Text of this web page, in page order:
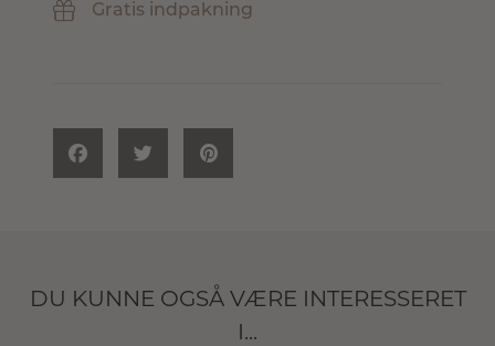
Gratis indpakning
DU KUNNE OGSÅ VÆRE INTERESSERET
I...